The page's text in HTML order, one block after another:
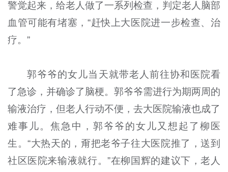
警觉起来，给老人做了一系列检查，判定老人脑部
血管可能有堵塞，“赶快上大医院进一步检查、治
疗。”
郭爷爷的女儿当天就带老人前往协和医院看
了急诊，并确诊了脑梗。郭爷爷需进行为期两周的
输液治疗，但老人行动不便，去大医院输液也成了
难事儿。焦急中，郭爷爷的女儿又想起了柳医
生。“大热天的，甭把老爷子往大医院推了，送到
社区医院来输液就行。”在柳国辉的建议下，老人